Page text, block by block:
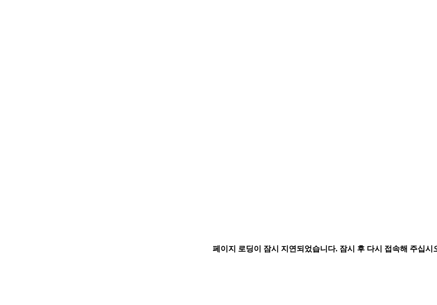
페이지 로딩이 잠시 지연되었습니다. 잠시 후 다시 접속해 주십시